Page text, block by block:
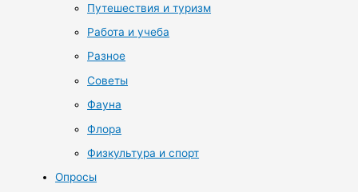
Путешествия и туризм
Работа и учеба
Разное
Советы
Фауна
Флора
Физкультура и спорт
Опросы